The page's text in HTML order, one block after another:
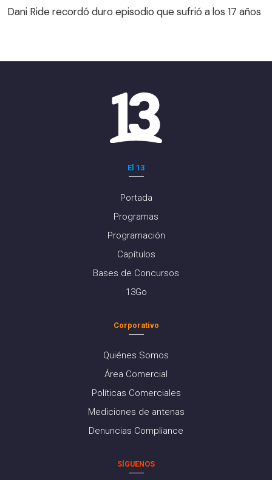
Dani Ride recordó duro episodio que sufrió a los 17 años
El 13
Portada
Programas
Programación
Capítulos
Bases de Concursos
13Go
Corporativo
Quiénes Somos
Área Comercial
Políticas Comerciales
Mediciones de antenas
Denuncias Compliance
SÍGUENOS